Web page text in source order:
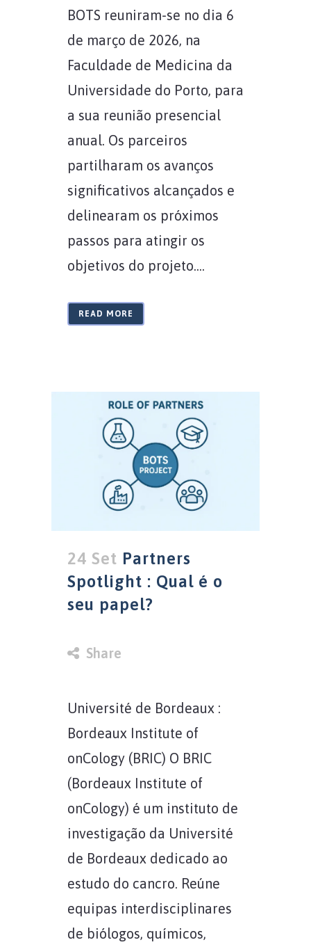
BOTS reuniram-se no dia 6
de março de 2026, na
Faculdade de Medicina da
Universidade do Porto, para
a sua reunião presencial
anual. Os parceiros
partilharam os avanços
significativos alcançados e
delinearam os próximos
passos para atingir os
objetivos do projeto....
READ MORE
24 Set Partners
Spotlight : Qual é o
seu papel?
Share
Université de Bordeaux :
Bordeaux Institute of
onCology (BRIC) O BRIC
(Bordeaux Institute of
onCology) é um instituto de
investigação da Université
de Bordeaux dedicado ao
estudo do cancro. Reúne
equipas interdisciplinares
de biólogos, químicos,